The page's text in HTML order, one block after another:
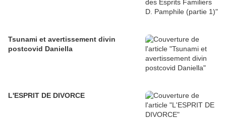
Tsunami et avertissement divin
postcovid Daniella
L'ESPRIT DE DIVORCE